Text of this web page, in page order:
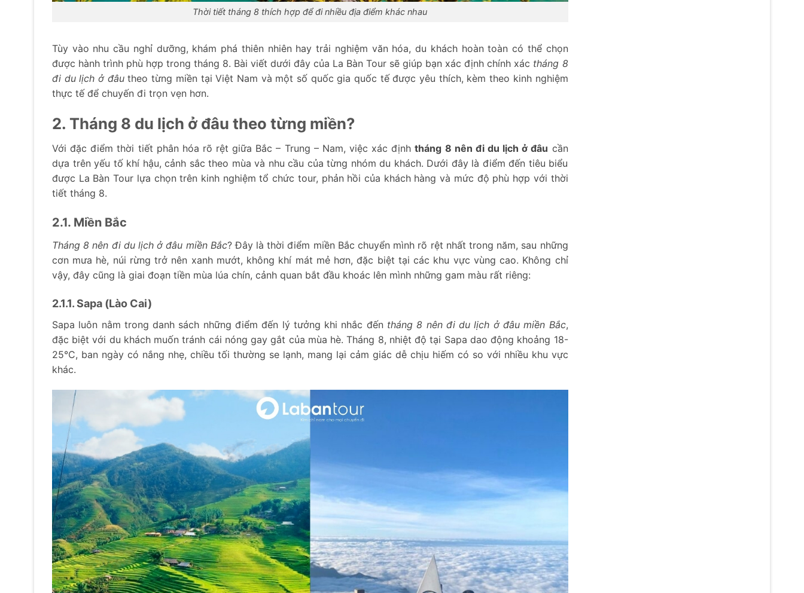
Thời tiết tháng 8 thích hợp để đi nhiều địa điểm khác nhau
Tùy vào nhu cầu nghỉ dưỡng, khám phá thiên nhiên hay trải nghiệm văn hóa, du khách hoàn toàn có thể chọn
được hành trình phù hợp trong tháng 8. Bài viết dưới đây của La Bàn Tour sẽ giúp bạn xác định chính xác tháng 8
đi du lịch ở đâutheo từng miền tại Việt Nam và một số quốc gia quốc tế được yêu thích, kèm theo kinh nghiệm
thực tế để chuyến đi trọn vẹn hơn.
2. Tháng 8 du lịch ở đâu theo từng miền?
Với đặc điểm thời tiết phân hóa rõ rệt giữa Bắc – Trung – Nam, việc xác địnhtháng 8 nên đi du lịch ở đâu cần
dựa trên yếu tố khí hậu, cảnh sắc theo mùa và nhu cầu của từng nhóm du khách. Dưới đây là điểm đến tiêu biểu
được La Bàn Tour lựa chọn trên kinh nghiệm tổ chức tour, phản hồi của khách hàng và mức độ phù hợp với thời
tiết tháng 8.
2.1. Miền Bắc
Tháng 8 nên đi du lịch ở đâu miền Bắc? Đây là thời điểm miền Bắc chuyển mình rõ rệt nhất trong năm, sau những
cơn mưa hè, núi rừng trở nên xanh mướt, không khí mát mẻ hơn, đặc biệt tại các khu vực vùng cao. Không chỉ
vậy, đây cũng là giai đoạn tiền mùa lúa chín, cảnh quan bắt đầu khoác lên mình những gam màu rất riêng:
2.1.1. Sapa (Lào Cai)
Sapa luôn nằm trong danh sách những điểm đến lý tưởng khi nhắc đến tháng 8 nên đi du lịch ở đâu miền Bắc,
đặc biệt với du khách muốn tránh cái nóng gay gắt của mùa hè. Tháng 8, nhiệt độ tại Sapa dao động khoảng 18-
25°C, ban ngày có nắng nhẹ, chiều tối thường se lạnh, mang lại cảm giác dễ chịu hiếm có so với nhiều khu vực
khác.